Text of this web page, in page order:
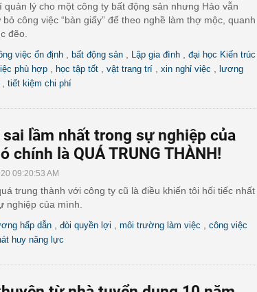
quản lý cho một công ty bất động sản nhưng Hảo vẫn
công việc “bàn giấy” để theo nghề làm thợ mộc, quanh
đẽo.
việc ổn định bất động sản Lập gia đình đại học Kiến trúc
phù hợp học tập tốt vật trang trí xin nghỉ việc
lương
tiết kiệm chi phí
lầm nhất trong sự nghiệp của
chính là QUÁ TRUNG THÀNH!
09:20:53 AM
trung thành với công ty cũ là điều khiến tôi hối tiếc nhất
nghiệp của mình.
hấp dẫn đòi quyền lợi môi trường làm việc
công việc
huy năng lực